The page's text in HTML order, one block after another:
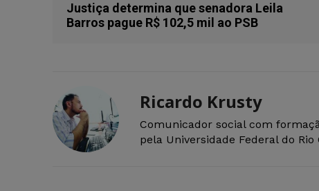
Justiça determina que senadora Leila
Barros pague R$ 102,5 mil ao PSB
Ricardo Krusty
Comunicador social com
pela Universidade Federal do Rio